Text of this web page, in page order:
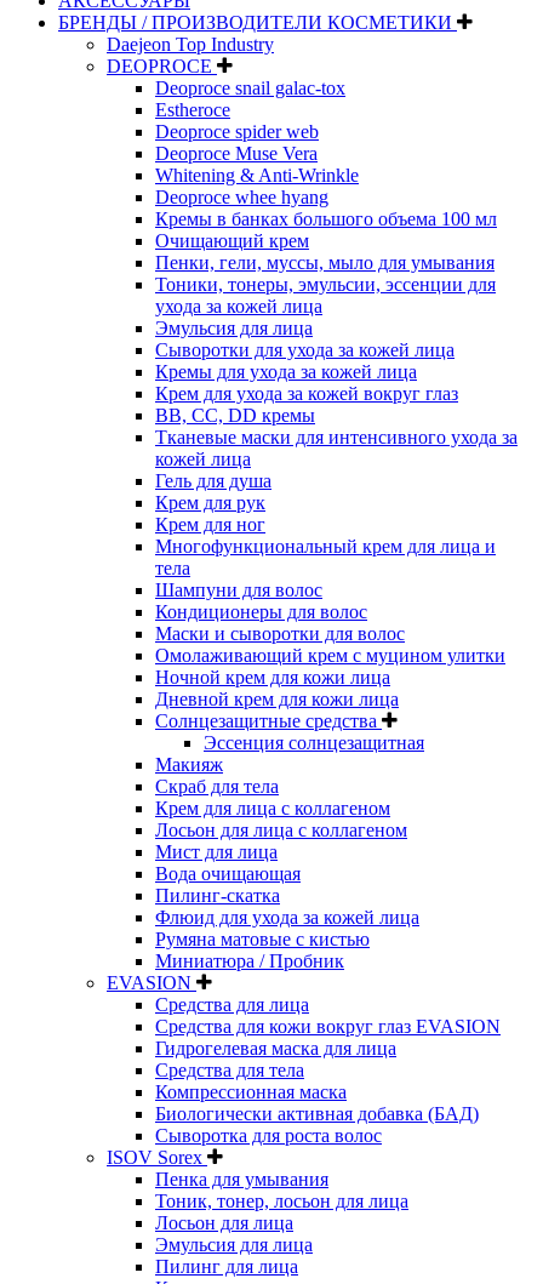
БРЕНДЫ / ПРОИЗВОДИТЕЛИ КОСМЕТИКИ
Daejeon Top Industry
DEOPROCE
Deoproce snail galac-tox
Estheroce
Deoproce spider web
Deoproce Muse Vera
Whitening & Anti-Wrinkle
Deoproce whee hyang
Кремы в банках большого объема 100 мл
Очищающий крем
Пенки, гели, муссы, мыло для умывания
Тоники, тонеры, эмульсии, эссенции для
ухода за кожей лица
Эмульсия для лица
Сыворотки для ухода за кожей лица
Кремы для ухода за кожей лица
Крем для ухода за кожей вокруг глаз
BB, CC, DD кремы
Тканевые маски для интенсивного ухода за
кожей лица
Гель для душа
Крем для рук
Крем для ног
Многофункциональный крем для лица и
тела
Шампуни для волос
Кондиционеры для волос
Маски и сыворотки для волос
Омолаживающий крем с муцином улитки
Ночной крем для кожи лица
Дневной крем для кожи лица
Солнцезащитные средства
Эссенция солнцезащитная
Макияж
Скраб для тела
Крем для лица с коллагеном
Лосьон для лица с коллагеном
Мист для лица
Вода очищающая
Пилинг-скатка
Флюид для ухода за кожей лица
Румяна матовые с кистью
Миниатюра / Пробник
EVASION
Средства для лица
Средства для кожи вокруг глаз EVASION
Гидрогелевая маска для лица
Средства для тела
Компрессионная маска
Биологически активная добавка (БАД)
Сыворотка для роста волос
ISOV Sorex
Пенка для умывания
Тоник, тонер, лосьон для лица
Лосьон для лица
Эмульсия для лица
Пилинг для лица